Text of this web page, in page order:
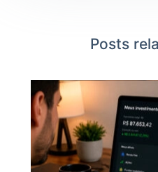
Posts